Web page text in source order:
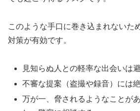
このような手口に巻き込まれないた
対策が有効です。
見知らぬ人との軽率な出会いは
不審な提案（盗撮や録音）には
万が一、脅されるようなことが